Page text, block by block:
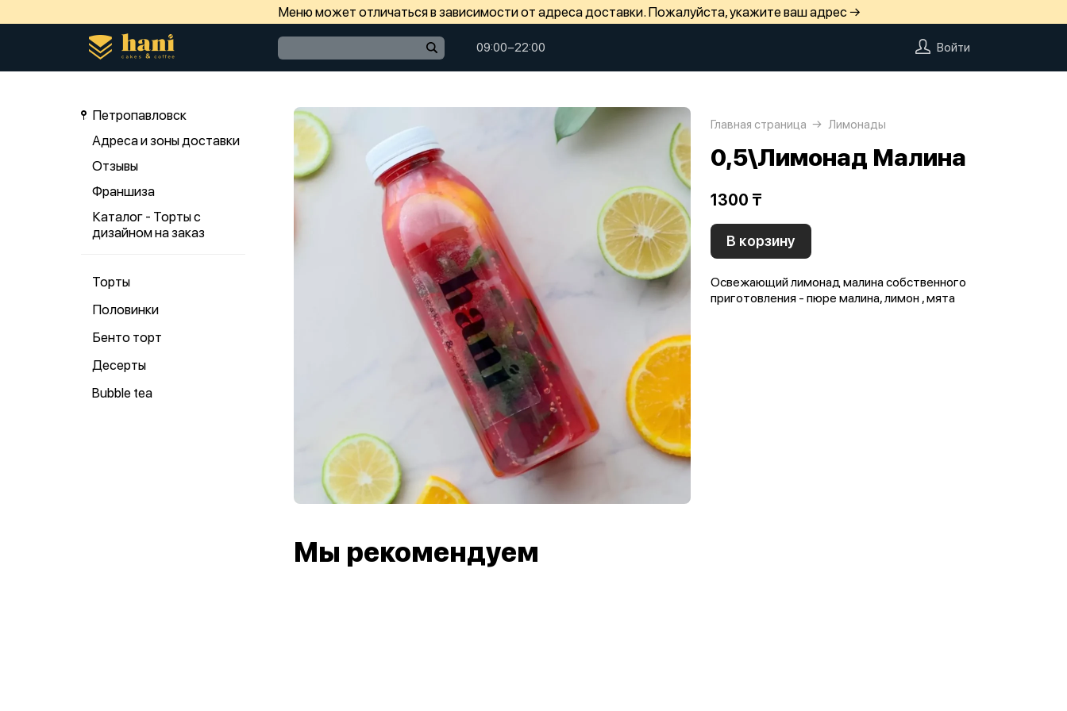
Меню может отличаться в зависимости от адреса доставки. Пожалуйста, укажите ваш адрес →
09:00−22:00 Войти
Петропавловск
Адреса и зоны доставки
Отзывы
Франшиза
Каталог - Торты с
дизайном на заказ
Торты
Половинки
Бенто торт
Десерты
Bubble tea
Главная страница Лимонады
0,5\Лимонад Малина
1300 ₸
В корзину
Освежающий лимонад малина собственного
приготовления - пюре малина, лимон , мята
Мы рекомендуем